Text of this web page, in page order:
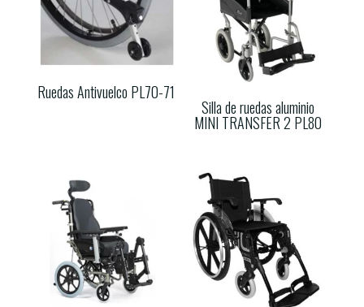
Ruedas Antivuelco PL70-71
Silla de ruedas aluminio
MINI TRANSFER 2 PL80